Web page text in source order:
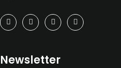
Newsletter